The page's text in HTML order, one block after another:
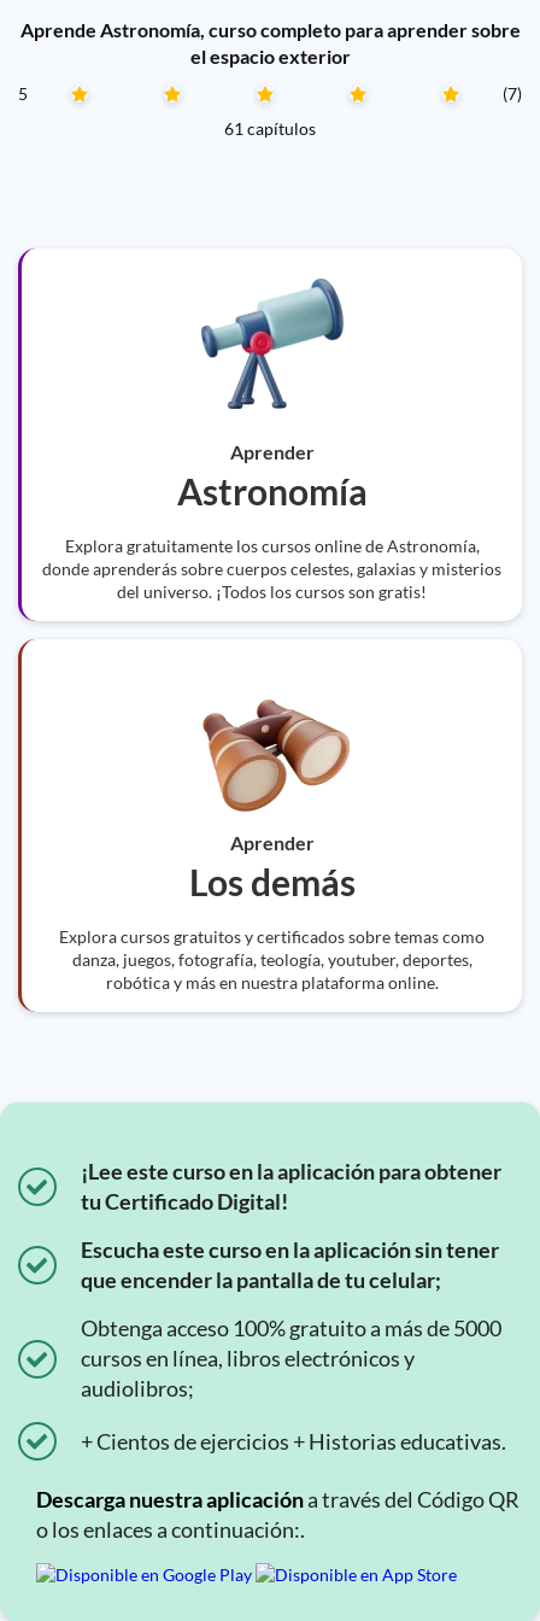
Aprende Astronomía, curso completo para aprender sobre
el espacio exterior
5
(7)
61 capítulos
Aprender
Astronomía
Explora gratuitamente los cursos online de Astronomía,
donde aprenderás sobre cuerpos celestes, galaxias y misterios
del universo. ¡Todos los cursos son gratis!
Aprender
Los demás
Explora cursos gratuitos y certificados sobre temas como
danza, juegos, fotografía, teología, youtuber, deportes,
robótica y más en nuestra plataforma online.
¡Lee este curso en la aplicación para obtener
tu Certificado Digital!
Escucha este curso en la aplicación sin tener
que encender la pantalla de tu celular;
Obtenga acceso 100% gratuito a más de 5000
cursos en línea, libros electrónicos y
audiolibros;
+ Cientos de ejercicios + Historias educativas.
Descarga nuestra aplicacióna través del Código QR
o los enlaces a continuación:.